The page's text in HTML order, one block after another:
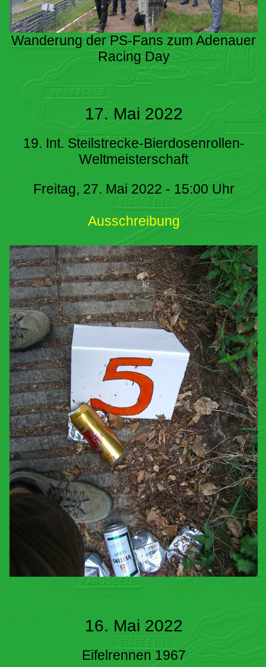
Wanderung der PS-Fans zum Adenauer
Racing Day
17. Mai 2022
19. Int. Steilstrecke-Bierdosenrollen-
Weltmeisterschaft
Freitag, 27. Mai 2022 - 15:00 Uhr
Ausschreibung
16. Mai 2022
Eifelrennen 1967